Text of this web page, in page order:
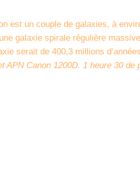
est un couple de galaxies, à
galaxie spirale régulière
serait de 400,3 millions
APN Canon 1200D. 1 heure 30 de